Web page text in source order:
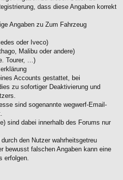
dass diese Angaben korrekt
Angaben zu Zum Fahrzeug
oder Iveco)
Malibu oder andere)
Tourer, …)
Accounts gestattet, bei
zu sofortiger Deaktivierung und
sind sogenannte wegwerf-Email-
sind dabei innerhalb des Forums nur
den Nutzer wahrheitsgetreu
bewusst falschen Angaben kann eine
erfolgen.